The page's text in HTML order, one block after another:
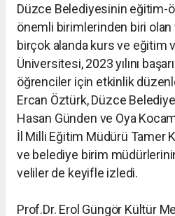
Düzce Belediyesinin eğitim-
önemli birimlerinden biri
birçok alanda kurs ve eğitim
Üniversitesi, 2023 yılını
öğrenciler için etkinlik
Ercan Öztürk, Düzce Belediye
Hasan Günden ve Oya
İl Milli Eğitim Müdürü Tamer
ve belediye birim
veliler de keyifle izledi.
Prof.Dr. Erol Güngör Kültür